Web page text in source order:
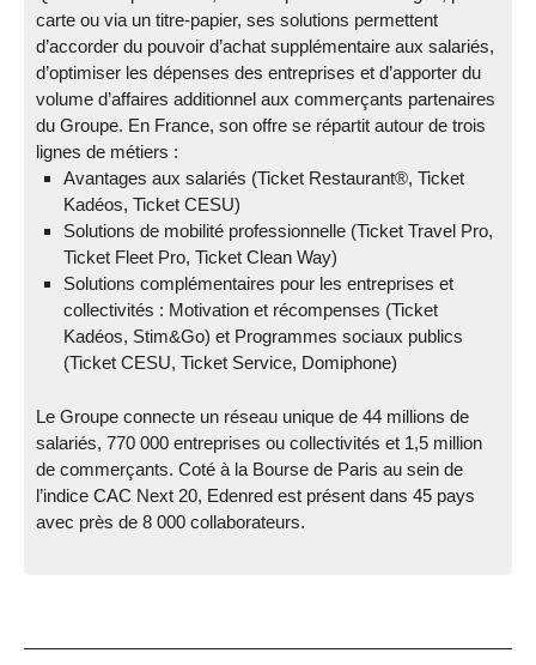
carte ou via un titre-papier, ses solutions permettent
d’accorder du pouvoir d’achat supplémentaire aux salariés,
d’optimiser les dépenses des entreprises et d’apporter du
volume d’affaires additionnel aux commerçants partenaires
du Groupe. En France, son offre se répartit autour de trois
lignes de métiers :
Avantages aux salariés (Ticket Restaurant®, Ticket
Kadéos, Ticket CESU)
Solutions de mobilité professionnelle (Ticket Travel Pro,
Ticket Fleet Pro, Ticket Clean Way)
Solutions complémentaires pour les entreprises et
collectivités : Motivation et récompenses (Ticket
Kadéos, Stim&Go) et Programmes sociaux publics
(Ticket CESU, Ticket Service, Domiphone)
Le Groupe connecte un réseau unique de 44 millions de
salariés, 770 000 entreprises ou collectivités et 1,5 million
de commerçants. Coté à la Bourse de Paris au sein de
l’indice CAC Next 20, Edenred est présent dans 45 pays
avec près de 8 000 collaborateurs.